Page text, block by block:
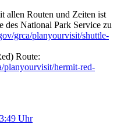
allen Routen und Zeiten ist
des National Park Service zu
grca/planyourvisit/shuttle-
Route:
planyourvisit/hermit-red-
Uhr